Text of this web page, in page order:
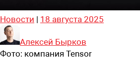
Новости | 18 августа 2025
Алексей Бырков
Фото: компания Tensor